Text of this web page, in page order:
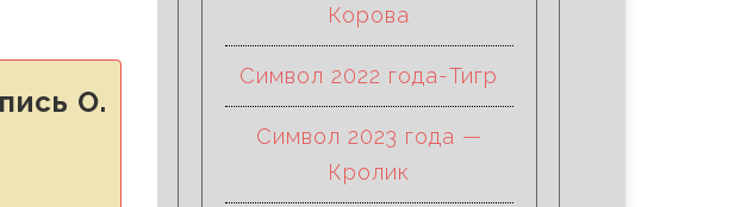
О.
Корова
Символ 2022 года-Тигр
Символ 2023 года —
Кролик